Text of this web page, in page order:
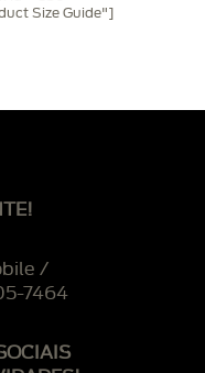
Size Guide"]
/
7464